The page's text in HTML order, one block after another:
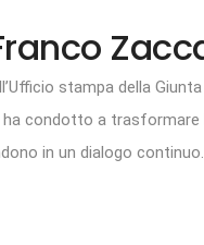
stampa della
condotto a trasformare
in un dialogo continuo.